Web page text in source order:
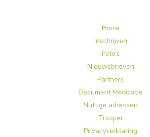
Home
Inschrijven
Foto’s
Nieuwsbrieven
Partners
Document Medicatie
Nuttige adressen
Trooper
Privacyverklaring